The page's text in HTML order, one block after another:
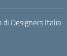
di Designers Italia